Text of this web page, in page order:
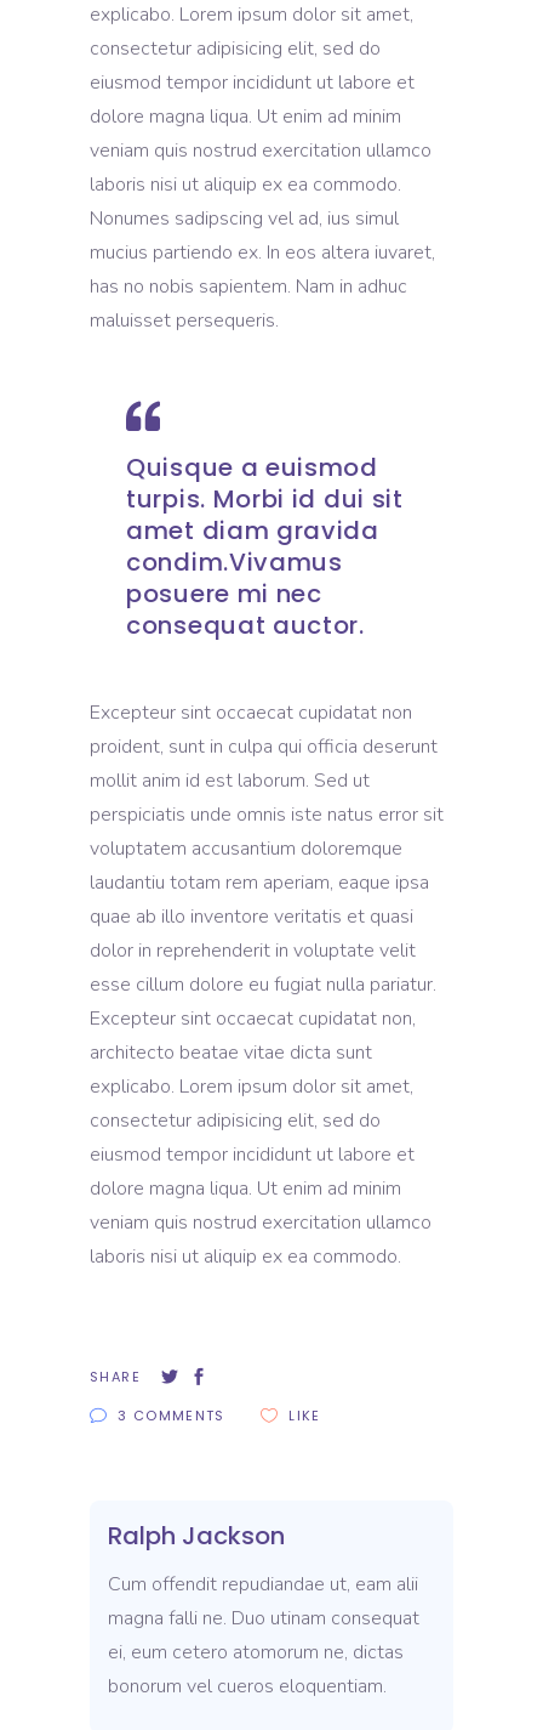
explicabo. Lorem ipsum dolor sit amet,
consectetur adipisicing elit, sed do
eiusmod tempor incididunt ut labore et
dolore magna liqua. Ut enim ad minim
veniam quis nostrud exercitation ullamco
laboris nisi ut aliquip ex ea commodo.
Nonumes sadipscing vel ad, ius simul
mucius partiendo ex. In eos altera iuvaret,
has no nobis sapientem. Nam in adhuc
maluisset persequeris.
Quisque a euismod
turpis. Morbi id dui sit
amet diam gravida
condim.Vivamus
posuere mi nec
consequat auctor.
Excepteur sint occaecat cupidatat non
proident, sunt in culpa qui officia deserunt
mollit anim id est laborum. Sed ut
perspiciatis unde omnis iste natus error sit
voluptatem accusantium doloremque
laudantiu totam rem aperiam, eaque ipsa
quae ab illo inventore veritatis et quasi
dolor in reprehenderit in voluptate velit
esse cillum dolore eu fugiat nulla pariatur.
Excepteur sint occaecat cupidatat non,
architecto beatae vitae dicta sunt
explicabo. Lorem ipsum dolor sit amet,
consectetur adipisicing elit, sed do
eiusmod tempor incididunt ut labore et
dolore magna liqua. Ut enim ad minim
veniam quis nostrud exercitation ullamco
laboris nisi ut aliquip ex ea commodo.
SHARE
3 COMMENTS
LIKE
Ralph Jackson
Cum offendit repudiandae ut, eam alii
magna falli ne. Duo utinam consequat
ei, eum cetero atomorum ne, dictas
bonorum vel cueros eloquentiam.